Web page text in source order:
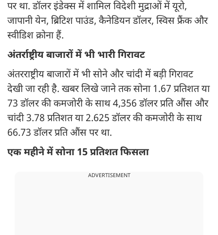
पर था. डॉलर इंडेक्स में शामिल विदेशी मुद्राओं में यूरो,
जापानी येन, ब्रिटिश पाउंड, कैनेडियन डॉलर, स्विस फ्रैंक और
स्वीडिश क्रोना हैं.
अंतर्राष्ट्रीय बाजारों में भी भारी गिरावट
अंतरराष्ट्रीय बाजारों में भी सोने और चांदी में बड़ी गिरावट
देखी जा रही है. खबर लिखे जाने तक सोना 1.67 प्रतिशत या
73 डॉलर की कमजोरी के साथ 4,356 डॉलर प्रति औंस और
चांदी 3.78 प्रतिशत या 2.625 डॉलर की कमजोरी के साथ
66.73 डॉलर प्रति औंस पर था.
एक महीने में सोना 15 प्रतिशत फिसला
ADVERTISEMENT